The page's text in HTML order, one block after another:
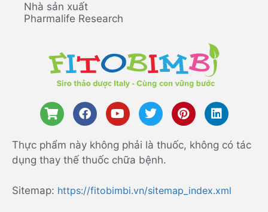
Nhà sản xuất
Pharmalife Research
Thực phẩm này không phải là thuốc, không có tác
dụng thay thế thuốc chữa bệnh.
Sitemap: https://fitobimbi.vn/sitemap_index.xml